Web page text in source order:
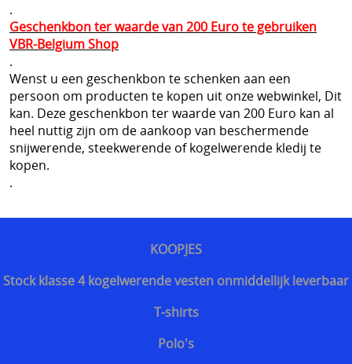
Sjaals en col
MILITAIRE uitrusting
Modulaire accessoires
NOODPAKKET BELGIE
Survival shop belgie
CRISIS survival shop
Boogschieten
Jachtkledij
Persoonlijke bescherming Afrika reizen
Herroeping
KOOPJES
Stock klasse 4 kogelwerende vesten onmiddellijk leverbaar
T-shirts
Polo's
.
Geschenkbon ter waarde van 200 Euro te gebruiken
VBR-Belgium Shop
.
Wenst u een geschenkbon te schenken aan een
persoon om producten te kopen uit onze webwinkel, Dit
kan. Deze geschenkbon ter waarde van 200 Euro kan al
heel nuttig zijn om de aankoop van beschermende
snijwerende, steekwerende of kogelwerende kledij te
kopen.
.